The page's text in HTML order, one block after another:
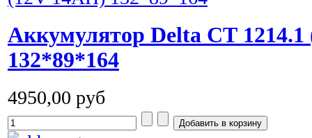
Аккумулятор Delta СТ 1214.1
132*89*164
4950,00 руб